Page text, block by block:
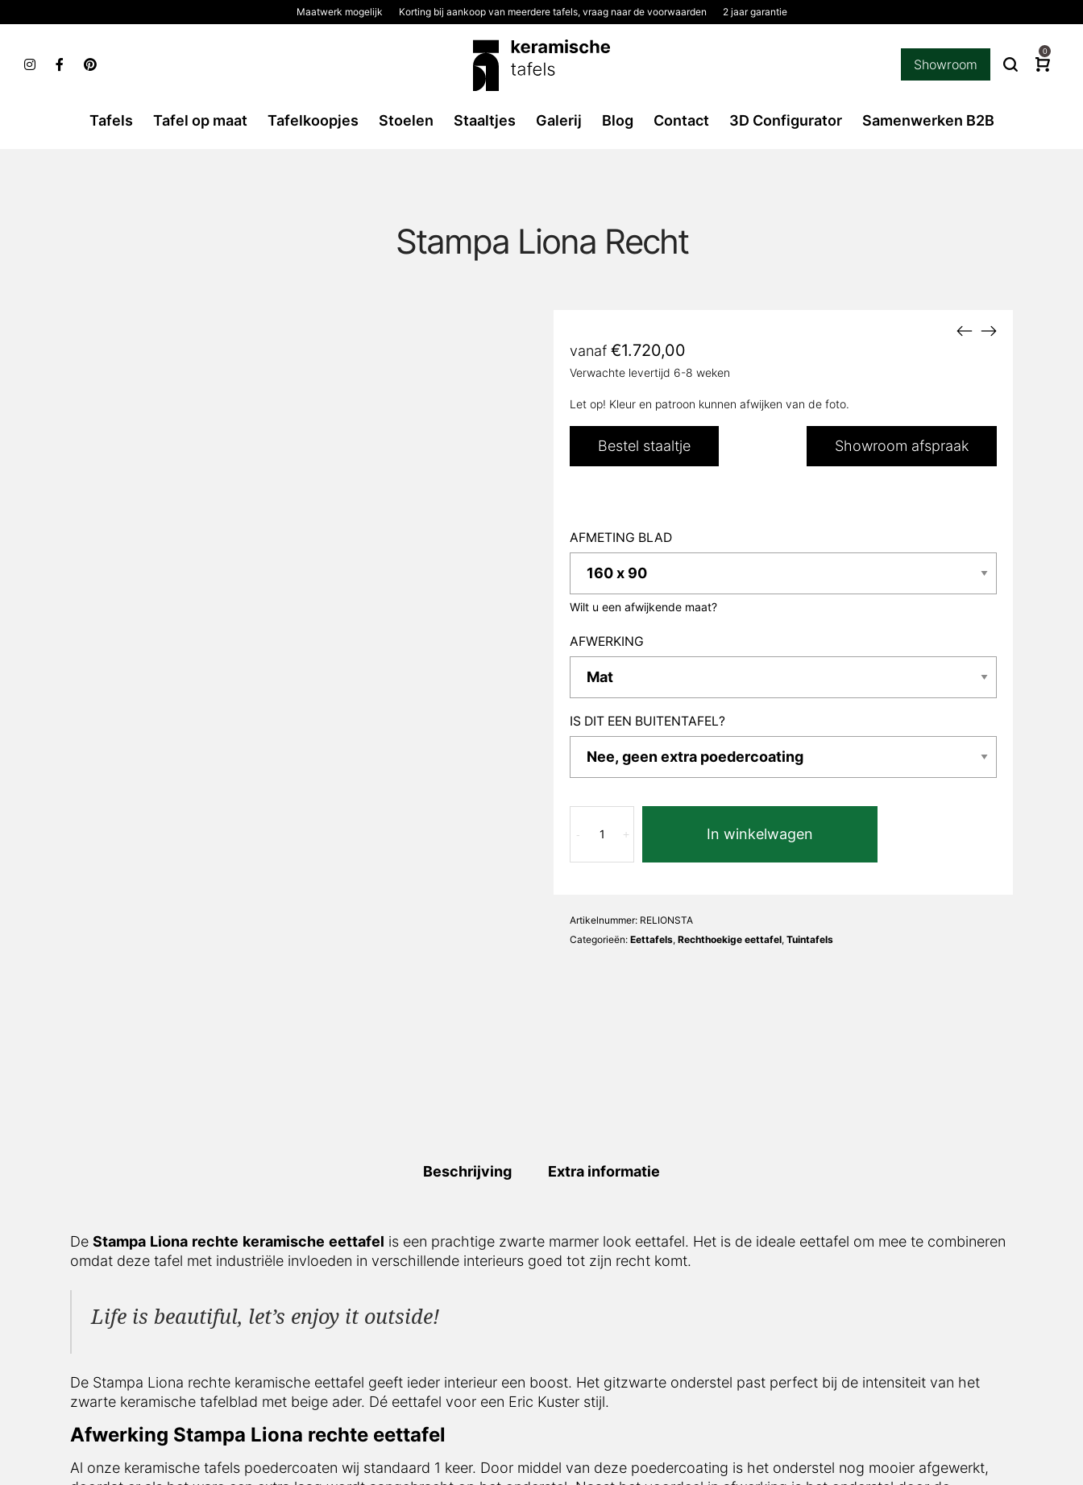
Maatwerk mogelijk Korting bij aankoop van meerdere tafels, vraag naar de voorwaarden 2 jaar garantie
Showroom
0
Tafels Tafel op maat Tafelkoopjes Stoelen Staaltjes Galerij Blog Contact 3D Configurator Samenwerken B2B
Stampa Liona Recht
vanaf €1.720,00
Verwachte levertijd 6-8 weken
Let op! Kleur en patroon kunnen afwijken van de foto.
Bestel staaltje Showroom afspraak
AFMETING BLAD
Wilt u een afwijkende maat?
AFWERKING
IS DIT EEN BUITENTAFEL?
Liona
+
- In winkelwagen
Artikelnummer: RELIONSTA
Categorieën: Eettafels, Rechthoekige eettafel, Tuintafels
Beschrijving Extra informatie
De Stampa Liona rechte keramische eettafel is een prachtige zwarte marmer look eettafel. Het is de ideale eettafel om mee te combineren
omdat deze tafel met industriële invloeden in verschillende interieurs goed tot zijn recht komt.
Life is beautiful, let’s enjoy it outside!
De Stampa Liona rechte keramische eettafel geeft ieder interieur een boost. Het gitzwarte onderstel past perfect bij de intensiteit van het
zwarte keramische tafelblad met beige ader. Dé eettafel voor een Eric Kuster stijl.
Afwerking Stampa Liona rechte eettafel
Al onze keramische tafels poedercoaten wij standaard 1 keer. Door middel van deze poedercoating is het onderstel nog mooier afgewerkt,